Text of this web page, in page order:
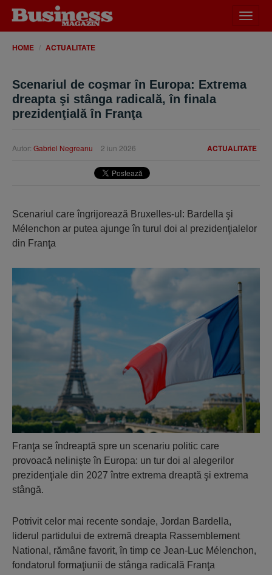
meniu
HOME ACTUALITATE
Scenariul de coşmar în Europa: Extrema
dreapta şi stânga radicală, în finala
prezidenţială în Franţa
ACTUALITATE
Autor: Gabriel Negreanu 2 iun 2026
Scenariul care îngrijorează Bruxelles-ul: Bardella şi
Mélenchon ar putea ajunge în turul doi al prezidenţialelor
din Franţa
Franţa se îndreaptă spre un scenariu politic care
provoacă nelinişte în Europa: un tur doi al alegerilor
prezidenţiale din 2027 între extrema dreaptă şi extrema
stângă.
Potrivit celor mai recente sondaje, Jordan Bardella,
liderul partidului de extremă dreapta Rassemblement
National, rămâne favorit, în timp ce Jean-Luc Mélenchon,
fondatorul formaţiunii de stânga radicală Franţa